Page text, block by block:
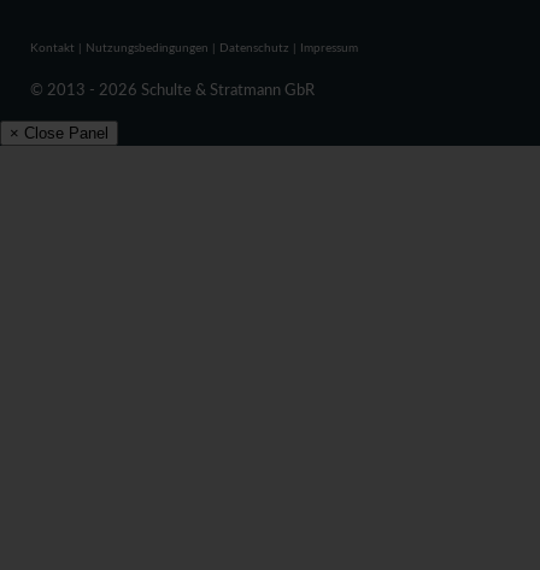
Kontakt Nutzungsbedingungen Datenschutz Impressum
© 2013 - 2026 Schulte & Stratmann GbR
× Close Panel